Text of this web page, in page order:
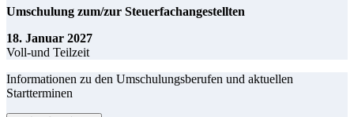
Umschulung zum/zur Steuerfachangestellten
18. Januar 2027
Voll-und Teilzeit
Informationen zu den Umschulungsberufen und aktuellen
Startterminen